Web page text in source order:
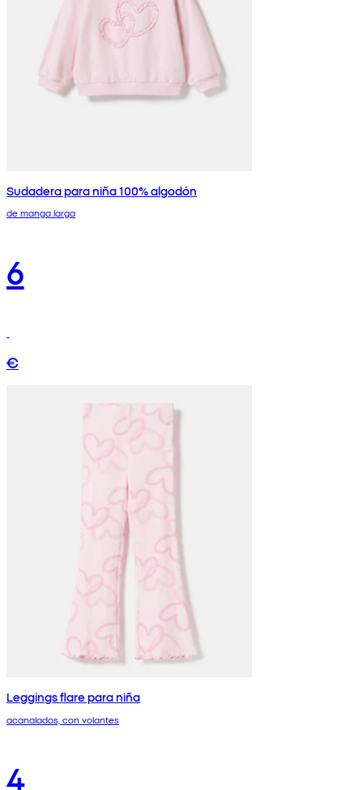
Sudadera para niña 100% algodón
de manga larga
6
€
Leggings flare para niña
acanalados, con volantes
4